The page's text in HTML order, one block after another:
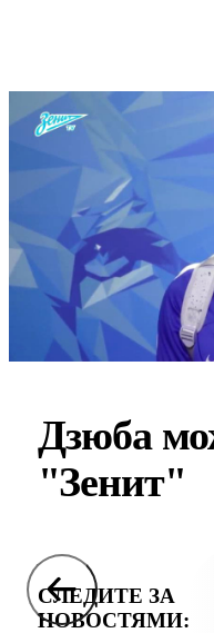
Дзюба
"Зенит"
СЛЕДИТЕ ЗА
НОВОСТЯМИ: